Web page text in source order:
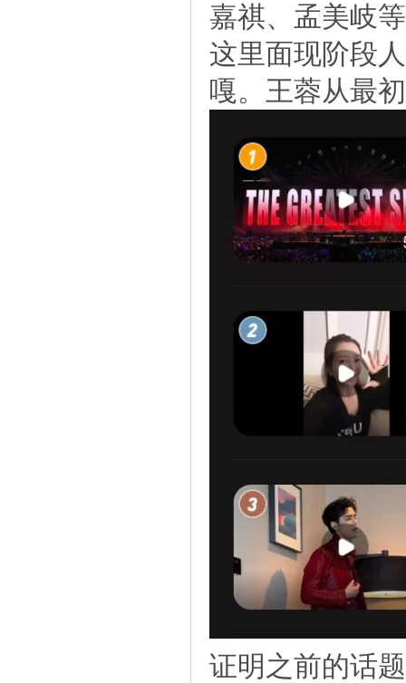
嘉祺、孟美岐
这里面现阶段
嘎。王蓉从最
证明之前的话